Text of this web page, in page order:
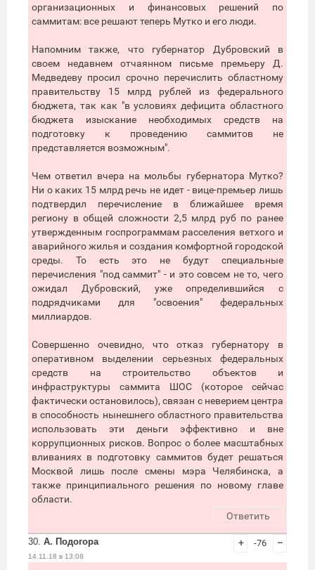
организационных и финансовых решений по
саммитам: все решают теперь Мутко и его люди.
Напомним также, что губернатор Дубровский в
своем недавнем отчаянном письме премьеру Д.
Медведеву просил срочно перечислить областному
правительству 15 млрд рублей из федерального
бюджета, так как "в условиях дефицита областного
бюджета изыскание необходимых средств на
подготовку к проведению саммитов не
представляется возможным".
Чем ответил вчера на мольбы губернатора Мутко?
Ни о каких 15 млрд речь не идет - вице-премьер лишь
подтвердил перечисление в ближайшее время
региону в общей сложности 2,5 млрд руб по ранее
утвержденным госпрограммам расселения ветхого и
аварийного жилья и создания комфортной городской
среды. То есть это не будут специальные
перечисления "под саммит" - и это совсем не то, чего
ожидал Дубровский, уже определившийся с
подрядчиками для "освоения" федеральных
миллиардов.
Совершенно очевидно, что отказ губернатору в
оперативном выделении серьезных федеральных
средств на строительство объектов и
инфраструктуры саммита ШОС (которое сейчас
фактически остановилось), связан с неверием центра
в способность нынешнего областного правительства
использовать эти деньги эффективно и вне
коррупционных рисков. Вопрос о более масштабных
вливаниях в подготовку саммитов будет решаться
Москвой лишь после смены мэра Челябинска, а
также принципиального решения по новому главе
области.
Ответить
30. А. Подогора
14.11.18 в 13:08
+ -76 –